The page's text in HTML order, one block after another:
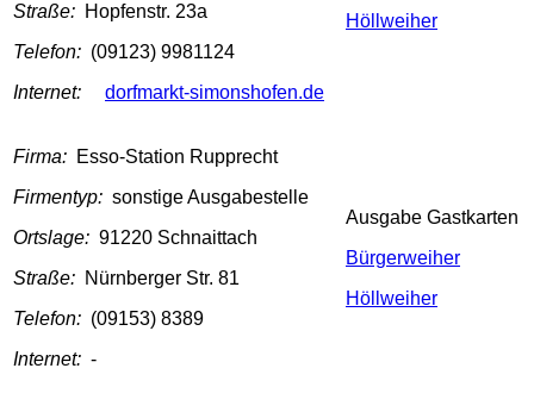
Straße: Hopfenstr. 23a
Telefon: (09123) 9981124
Internet:
dorfmarkt-simonshofen.de
Höllweiher
Firma: Esso-Station Rupprecht
Firmentyp: sonstige Ausgabestelle
Ortslage: 91220 Schnaittach
Straße: Nürnberger Str. 81
Telefon: (09153) 8389
Internet: -
Ausgabe Gastkarten
Bürgerweiher
Höllweiher